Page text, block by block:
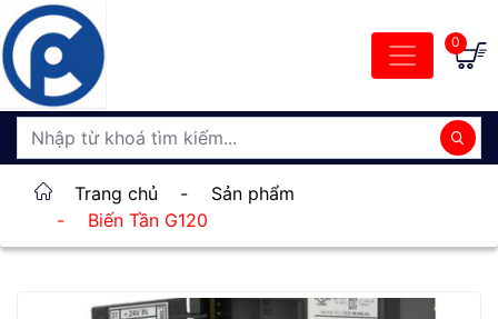
0
Trang chủ -
Sản phẩm
-
Biến Tần G120